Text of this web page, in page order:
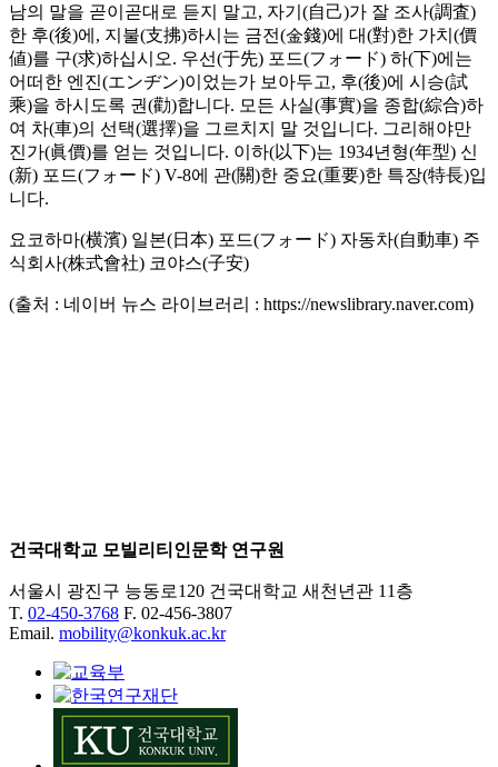
남의 말을 곧이곧대로 듣지 말고, 자기(自己)가 잘 조사(調査)
한 후(後)에, 지불(支拂)하시는 금전(金錢)에 대(對)한 가치(價
値)를 구(求)하십시오. 우선(于先) 포드(フォード) 하(下)에는
어떠한 엔진(エンヂン)이었는가 보아두고, 후(後)에 시승(試
乘)을 하시도록 권(勸)합니다. 모든 사실(事實)을 종합(綜合)하
여 차(車)의 선택(選擇)을 그르치지 말 것입니다. 그리해야만
진가(眞價)를 얻는 것입니다. 이하(以下)는 1934년형(年型) 신
(新) 포드(フォード) V-8에 관(關)한 중요(重要)한 특장(特長)입
니다.
요코하마(横濱) 일본(日本) 포드(フォード) 자동차(自動車) 주
식회사(株式會社) 코야스(子安)
(출처 : 네이버 뉴스 라이브러리 : https://newslibrary.naver.com)
건국대학교 모빌리티인문학 연구원
서울시 광진구 능동로120 건국대학교 새천년관 11층
T. 02-450-3768 F. 02-456-3807
Email. mobility@konkuk.ac.kr